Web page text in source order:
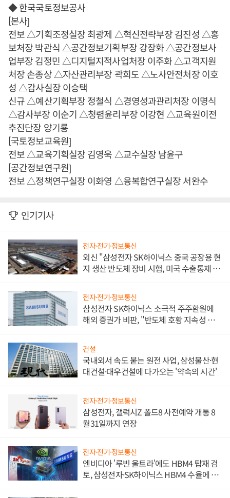
◆ 한국국토정보공사
[본사]
전보 △기획조정실장 최광제 △혁신전략부장 김진성 △홍
보처장 박관식 △공간정보기획부장 강장화 △공간정보사
업부장 김정민 △디지털지적사업처장 이주화 △고객지원
처장 손종상 △자산관리부장 곽희도 △노사안전처장 이호
성 △감사실장 이승택
신규 △예산기획부장 정철식 △경영성과관리처장 이명식
△감사부장 이순기 △청렴윤리부장 이강현 △교육원이전
추진단장 양기룡
[국토정보교육원]
전보 △교육기획실장 김영욱 △교수실장 남윤구
[공간정보연구원]
전보 △정책연구실장 이화영 △융복합연구실장 서완수
인기기사
전자·전기·정보통신
외신 "삼성전자 SK하이닉스 중국 공장용 현
지 생산 반도체 장비 시험, 미국 수출통제 대
전자·전기·정보통신
삼성전자 SK하이닉스 소극적 주주환원에
해외 증권가 비판, "반도체 호황 지속성 의
건설
국내외서 속도 붙는 원전 사업, 삼성물산·현
대건설·대우건설에 다가오는 '약속의 시간'
전자·전기·정보통신
삼성전자, 갤럭시Z 폴드8 사전예약 개통 8
월31일까지 연장
전자·전기·정보통신
엔비디아 '루빈 울트라'에도 HBM4 탑재 검
토, 삼성전자·SK하이닉스 HBM4 수율에 주